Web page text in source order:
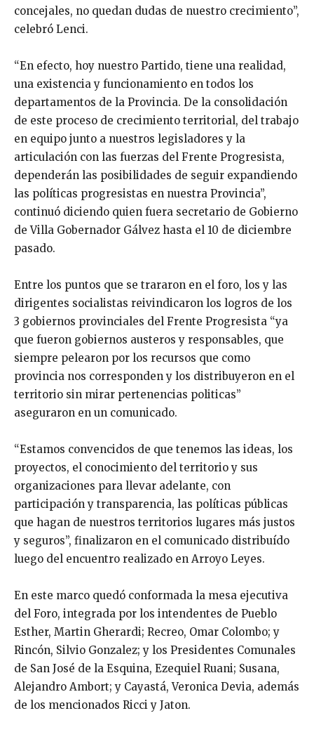
concejales, no quedan dudas de nuestro crecimiento”,
celebró Lenci.
“En efecto, hoy nuestro Partido, tiene una realidad,
una existencia y funcionamiento en todos los
departamentos de la Provincia. De la consolidación
de este proceso de crecimiento territorial, del trabajo
en equipo junto a nuestros legisladores y la
articulación con las fuerzas del Frente Progresista,
dependerán las posibilidades de seguir expandiendo
las políticas progresistas en nuestra Provincia”,
continuó diciendo quien fuera secretario de Gobierno
de Villa Gobernador Gálvez hasta el 10 de diciembre
pasado.
Entre los puntos que se trararon en el foro, los y las
dirigentes socialistas reivindicaron los logros de los
3 gobiernos provinciales del Frente Progresista “ya
que fueron gobiernos austeros y responsables, que
siempre pelearon por los recursos que como
provincia nos corresponden y los distribuyeron en el
territorio sin mirar pertenencias politicas”
aseguraron en un comunicado.
“Estamos convencidos de que tenemos las ideas, los
proyectos, el conocimiento del territorio y sus
organizaciones para llevar adelante, con
participación y transparencia, las políticas públicas
que hagan de nuestros territorios lugares más justos
y seguros”, finalizaron en el comunicado distribuído
luego del encuentro realizado en Arroyo Leyes.
En este marco quedó conformada la mesa ejecutiva
del Foro, integrada por los intendentes de Pueblo
Esther, Martin Gherardi; Recreo, Omar Colombo; y
Rincón, Silvio Gonzalez; y los Presidentes Comunales
de San José de la Esquina, Ezequiel Ruani; Susana,
Alejandro Ambort; y Cayastá, Veronica Devia, además
de los mencionados Ricci y Jaton.